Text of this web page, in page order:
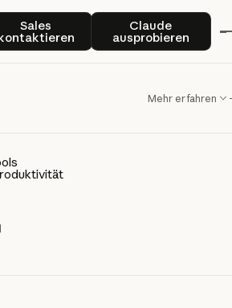
SalesSales kontaktierenClaude
ausprobieren
Claude
Mehr erfahren
neue